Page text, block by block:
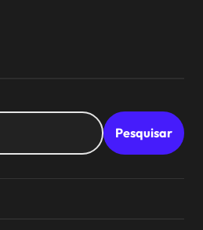
Pesquisar